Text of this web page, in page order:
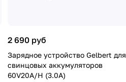
2 690 руб
Зарядное устройство Gelbert для
свинцовых аккумуляторов
60V20A/H (3.0A)